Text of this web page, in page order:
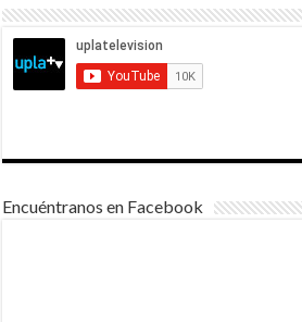
Encuéntranos en Facebook